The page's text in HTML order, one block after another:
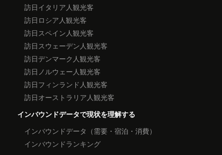
訪日イタリア人観光客
訪日ロシア人観光客
訪日スペイン人観光客
訪日スウェーデン人観光客
訪日デンマーク人観光客
訪日ノルウェー人観光客
訪日フィンランド人観光客
訪日オーストラリア人観光客
インバウンドデータで現状を理解する
インバウンドデータ（需要・宿泊・消費）
インバウンドランキング